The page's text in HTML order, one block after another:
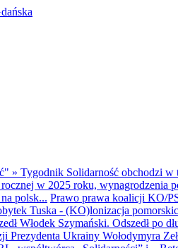
» Tygodnik Solidarność obchodzi w
w 2025 roku, wynagrodzenia
polsk... Prawo prawa koalicji KO/
Tuska - (KO)lonizacja
Włodek Szymański. Odszedł po
Ukrainy Wołodymyra